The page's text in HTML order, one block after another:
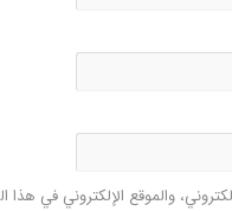
والموقع الإلكتروني في هذا